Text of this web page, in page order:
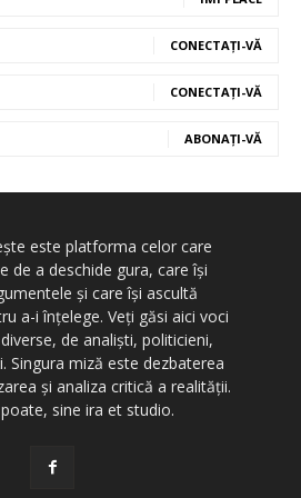
CONECTAȚI-VĂ
CONECTAȚI-VĂ
ABONAȚI-VĂ
este platforma celor care
de a deschide gura, care își
și care își ascultă
a-i înțelege. Veți găsi aici voci
de analiști, politicieni,
Singura miză este dezbaterea
și analiza critică a realității.
sine ira et studio.